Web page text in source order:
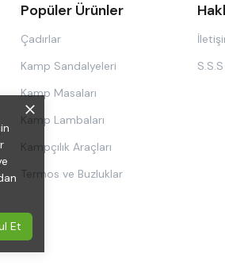
Et
Popüler Ürünler
Çadırlar
Kamp Sandalyeleri
Kamp Masaları
Kamp Lambaları
Kampçılık Araçları
Termos ve Buzluklar
S.S.S